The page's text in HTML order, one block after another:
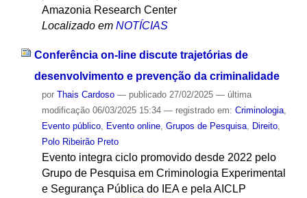
Amazonia Research Center
Localizado em NOTÍCIAS
Conferência on-line discute trajetórias de
desenvolvimento e prevenção da criminalidade
por Thais Cardoso — publicado27/02/2025 — última
modificação06/03/2025 15:34 — registrado em: Criminologia,
Evento público, Evento online, Grupos de Pesquisa, Direito,
Polo Ribeirão Preto
Evento integra ciclo promovido desde 2022 pelo
Grupo de Pesquisa em Criminologia Experimental
e Segurança Pública do IEA e pela AICLP